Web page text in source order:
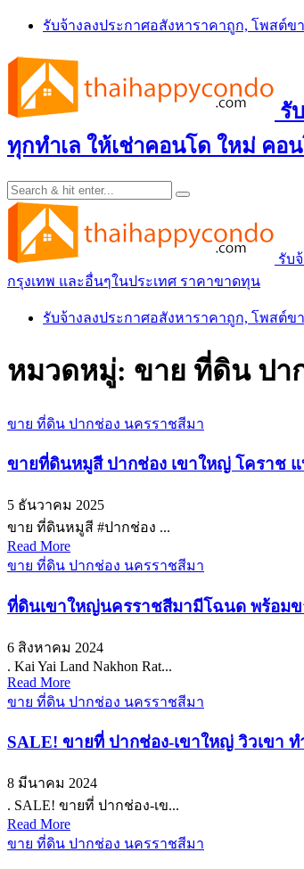
Skip
content
รับจ้างลงประกาศอสังหาราคาถูก, โพสต์
รั
ทุกทำเล ให้เช่าคอนโด ใหม่ คอ
รับ
กรุงเทพ และอื่นๆในประเทศ ราคาขาดทุน
รับจ้างลงประกาศอสังหาราคาถูก, โพสต์
หมวดหมู่: ขาย ที่ดิน ปา
ขาย ที่ดิน ปากช่อง นครราชสีมา
ขายที่ดินหมูสี ปากช่อง เขาใหญ่ โคราช
5 ธันวาคม 2025
ขาย ที่ดินหมูสี #ปากช่อง ...
Read More
ขาย ที่ดิน ปากช่อง นครราชสีมา
ที่ดินเขาใหญ่นครราชสีมามีโฉนด พร้อมข
6 สิงหาคม 2024
. Kai Yai Land Nakhon Rat...
Read More
ขาย ที่ดิน ปากช่อง นครราชสีมา
SALE! ขายที่ ปากช่อง-เขาใหญ่ วิวเขา ท
8 มีนาคม 2024
. SALE! ขายที่ ปากช่อง-เข...
Read More
ขาย ที่ดิน ปากช่อง นครราชสีมา